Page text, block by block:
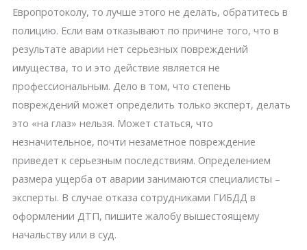
Европротоколу, то лучше этого не делать, обратитесь в
полицию. Если вам отказывают по причине того, что в
результате аварии нет серьезных повреждений
имущества, то и это действие является не
профессиональным. Дело в том, что степень
повреждений может определить только эксперт, делать
это «на глаз» нельзя. Может статься, что
незначительное, почти незаметное повреждение
приведет к серьезным последствиям. Определением
размера ущерба от аварии занимаются специалисты –
эксперты. В случае отказа сотрудниками ГИБДД в
оформлении ДТП, пишите жалобу вышестоящему
начальству или в суд.